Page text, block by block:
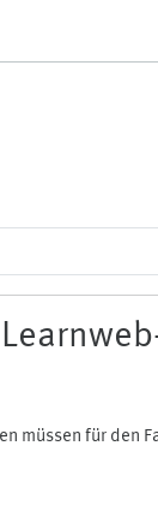
müssen für den